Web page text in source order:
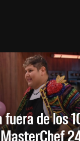
fuera de los